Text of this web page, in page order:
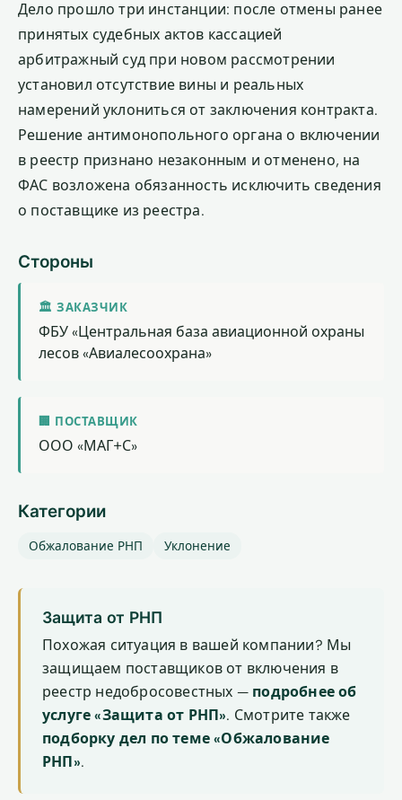
Дело прошло три инстанции: после отмены ранее
принятых судебных актов кассацией
арбитражный суд при новом рассмотрении
установил отсутствие вины и реальных
намерений уклониться от заключения контракта.
Решение антимонопольного органа о включении
в реестр признано незаконным и отменено, на
ФАС возложена обязанность исключить сведения
о поставщике из реестра.
Стороны
🏛 ЗАКАЗЧИК
ФБУ «Центральная база авиационной охраны
лесов «Авиалесоохрана»
🏢 ПОСТАВЩИК
ООО «МАГ+С»
Категории
Обжалование РНП Уклонение
Защита от РНП
Похожая ситуация в вашей компании? Мы
защищаем поставщиков от включения в
реестр недобросовестных — подробнее об
услуге «Защита от РНП». Смотрите также
подборку дел по теме «Обжалование
РНП».